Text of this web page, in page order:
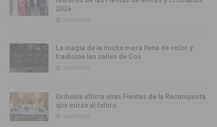
2026
16/07/2026
La magia de la noche mora llena de color y
tradición las calles de Cox
16/07/2026
Orihuela ultima unas Fiestas de la Reconquista
que miran al futuro
14/07/2026